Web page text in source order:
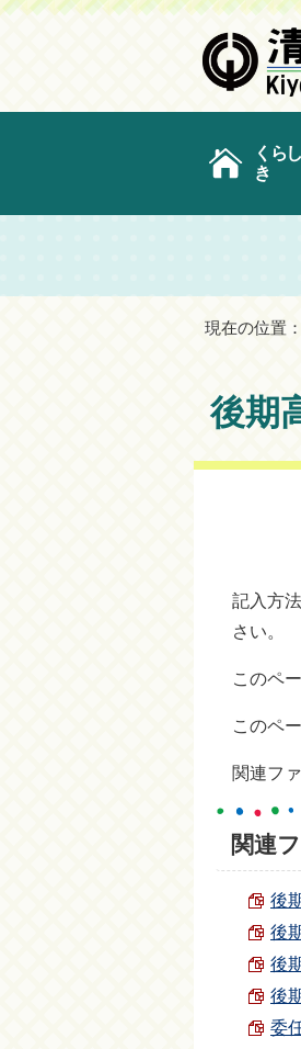
くら
き
現在の位置
後期
記入方
さい。
このペ
このペ
関連フ
関連
後
後
後
後
委